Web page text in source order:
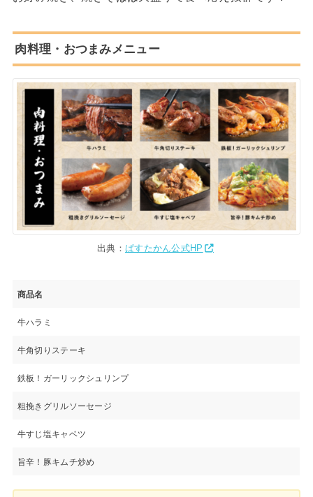
肉料理・おつまみメニュー
出典： ぱすたかん公式HP
商品名
牛ハラミ
牛角切りステーキ
鉄板！ガーリックシュリンプ
粗挽きグリルソーセージ
牛すじ塩キャベツ
旨辛！豚キムチ炒め